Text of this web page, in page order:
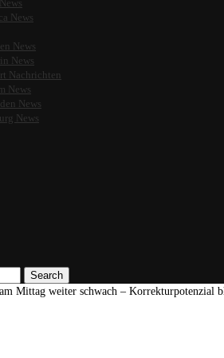
News
News
News
Nachrichten
News
News
News
Search
Mittag weiter schwach – Korrekturpotenzial